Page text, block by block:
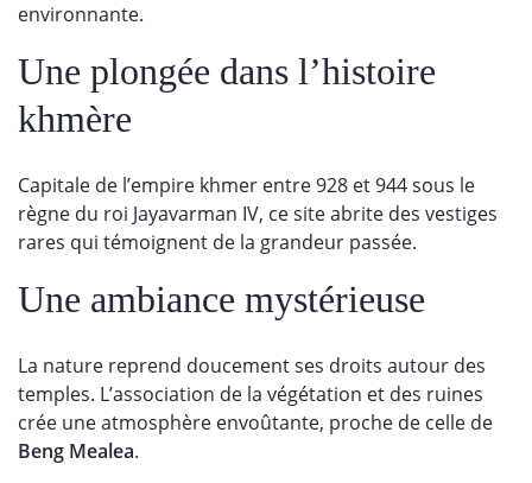
environnante.
Une plongée dans l’histoire
khmère
Capitale de l’empire khmer entre 928 et 944 sous le
règne du roi Jayavarman IV, ce site abrite des vestiges
rares qui témoignent de la grandeur passée.
Une ambiance mystérieuse
La nature reprend doucement ses droits autour des
temples. L’association de la végétation et des ruines
crée une atmosphère envoûtante, proche de celle de
Beng Mealea.